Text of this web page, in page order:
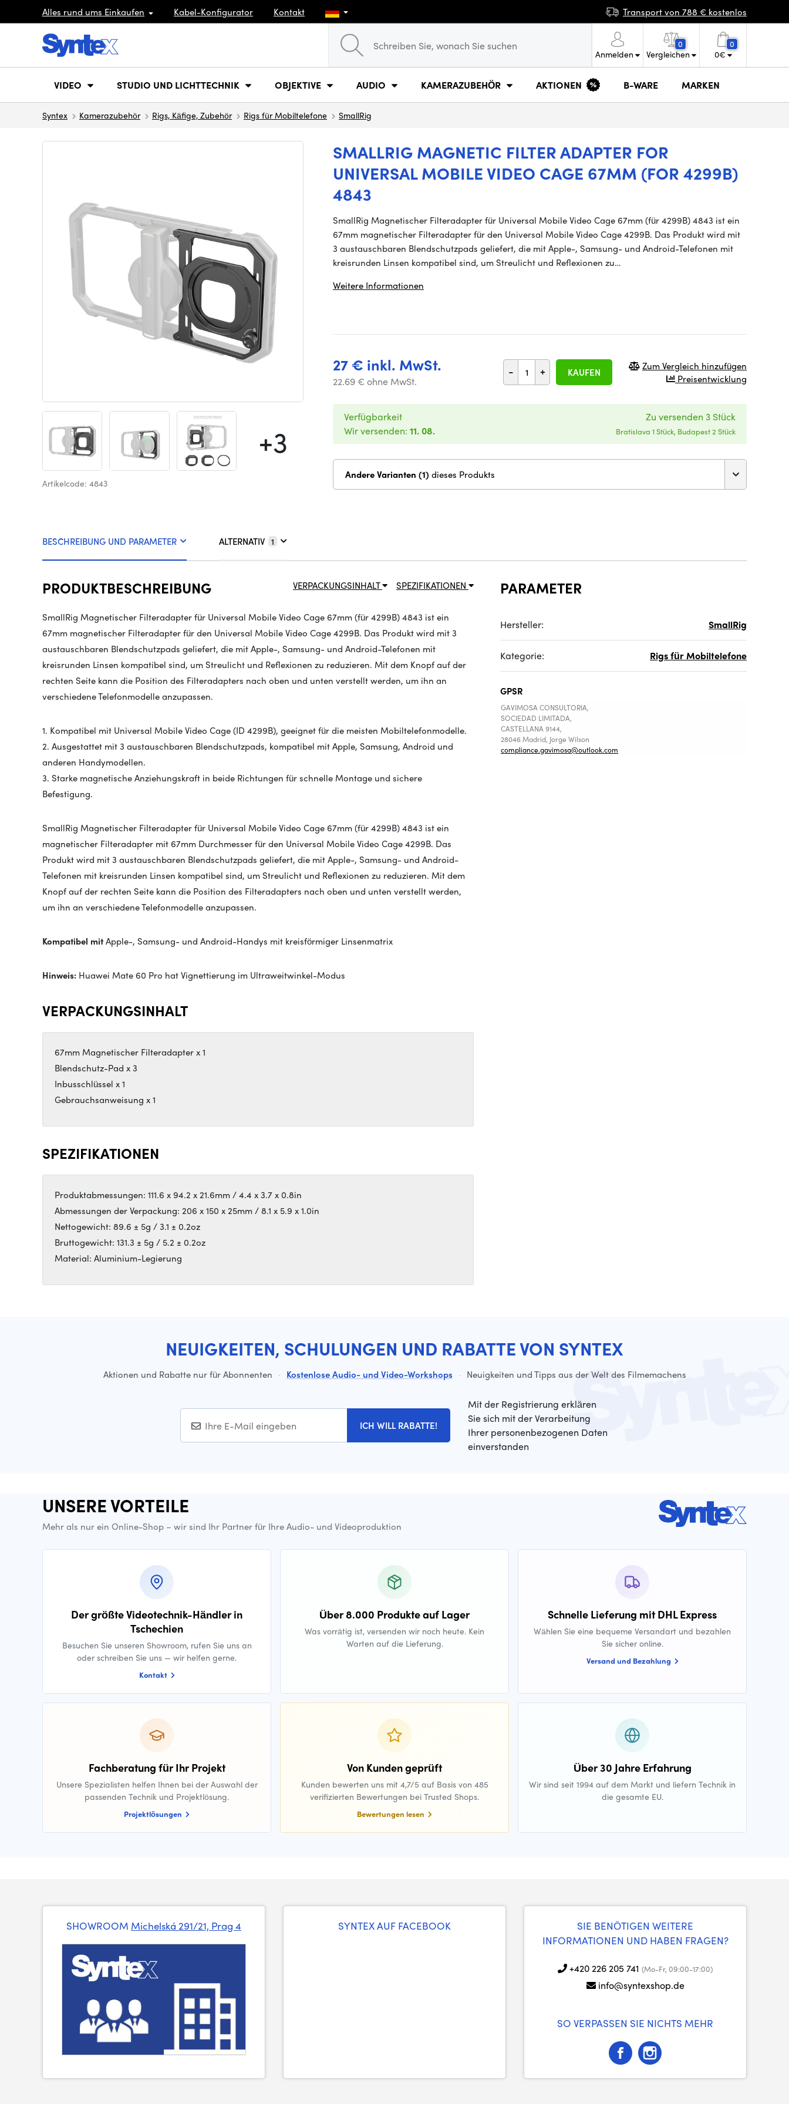
Alles rund ums Einkaufen Kabel-Konfigurator Kontakt Transport von 788 € kostenlos
Anmelden
0
Vergleichen
0
0€
VIDEO STUDIO UND LICHTTECHNIK OBJEKTIVE AUDIO KAMERAZUBEHÖR AKTIONEN B-WARE MARKEN
Syntex Kamerazubehör Rigs, Käfige, Zubehör Rigs für Mobiltelefone SmallRig
SMALLRIG MAGNETIC FILTER ADAPTER FOR
UNIVERSAL MOBILE VIDEO CAGE 67MM (FOR 4299B)
4843
+3
Artikelcode: 4843
SmallRig Magnetischer Filteradapter für Universal Mobile Video Cage 67mm (für 4299B) 4843 ist ein
67mm magnetischer Filteradapter für den Universal Mobile Video Cage 4299B. Das Produkt wird mit
3 austauschbaren Blendschutzpads geliefert, die mit Apple-, Samsung- und Android-Telefonen mit
kreisrunden Linsen kompatibel sind, um Streulicht und Reflexionen zu…
Weitere Informationen
27 € inkl. MwSt.
22.69 € ohne MwSt.
- + KAUFEN
Zum Vergleich hinzufügen
Preisentwicklung
Verfügbarkeit
Wir versenden: 11. 08.
Zu versenden 3 Stück
Bratislava 1 Stück, Budapest 2 Stück
Andere Varianten (1) dieses Produkts
BESCHREIBUNG UND PARAMETER ALTERNATIV 1
SPEZIFIKATIONEN
VERPACKUNGSINHALT
PRODUKTBESCHREIBUNG
SmallRig Magnetischer Filteradapter für Universal Mobile Video Cage 67mm (für 4299B) 4843 ist ein
67mm magnetischer Filteradapter für den Universal Mobile Video Cage 4299B. Das Produkt wird mit 3
austauschbaren Blendschutzpads geliefert, die mit Apple-, Samsung- und Android-Telefonen mit
kreisrunden Linsen kompatibel sind, um Streulicht und Reflexionen zu reduzieren. Mit dem Knopf auf der
rechten Seite kann die Position des Filteradapters nach oben und unten verstellt werden, um ihn an
verschiedene Telefonmodelle anzupassen.
1. Kompatibel mit Universal Mobile Video Cage (ID 4299B), geeignet für die meisten Mobiltelefonmodelle.
2. Ausgestattet mit 3 austauschbaren Blendschutzpads, kompatibel mit Apple, Samsung, Android und
anderen Handymodellen.
3. Starke magnetische Anziehungskraft in beide Richtungen für schnelle Montage und sichere
Befestigung.
SmallRig Magnetischer Filteradapter für Universal Mobile Video Cage 67mm (für 4299B) 4843 ist ein
magnetischer Filteradapter mit 67mm Durchmesser für den Universal Mobile Video Cage 4299B. Das
Produkt wird mit 3 austauschbaren Blendschutzpads geliefert, die mit Apple-, Samsung- und Android-
Telefonen mit kreisrunden Linsen kompatibel sind, um Streulicht und Reflexionen zu reduzieren. Mit dem
Knopf auf der rechten Seite kann die Position des Filteradapters nach oben und unten verstellt werden,
um ihn an verschiedene Telefonmodelle anzupassen.
Kompatibel mitApple-, Samsung- und Android-Handys mit kreisförmiger Linsenmatrix
Hinweis: Huawei Mate 60 Pro hat Vignettierung im Ultraweitwinkel-Modus
VERPACKUNGSINHALT
67mm Magnetischer Filteradapter x 1
Blendschutz-Pad x 3
Inbusschlüssel x 1
Gebrauchsanweisung x 1
SPEZIFIKATIONEN
Produktabmessungen: 111.6 x 94.2 x 21.6mm / 4.4 x 3.7 x 0.8in
Abmessungen der Verpackung: 206 x 150 x 25mm / 8.1 x 5.9 x 1.0in
Nettogewicht: 89.6 ± 5g / 3.1 ± 0.2oz
Bruttogewicht: 131.3 ± 5g / 5.2 ± 0.2oz
Material: Aluminium-Legierung
PARAMETER
Hersteller: SmallRig
Kategorie: Rigs für Mobiltelefone
GPSR
GAVIMOSA CONSULTORIA,
SOCIEDAD LIMITADA,
CASTELLANA 9144,
28046 Madrid, Jorge Wilson
compliance.gavimosa@outlook.com
NEUIGKEITEN, SCHULUNGEN UND RABATTE VON SYNTEX
Aktionen und Rabatte nur für Abonnenten · Kostenlose Audio- und Video-Workshops · Neuigkeiten und Tipps aus der Welt des Filmemachens
ICH WILL RABATTE!
Mit der Registrierung erklären
Sie sich mit der Verarbeitung
Ihrer personenbezogenen Daten
einverstanden
UNSERE VORTEILE
Mehr als nur ein Online-Shop – wir sind Ihr Partner für Ihre Audio- und Videoproduktion
Der größte Videotechnik-Händler in
Tschechien
Besuchen Sie unseren Showroom, rufen Sie uns an
oder schreiben Sie uns — wir helfen gerne.
Kontakt
Über 8.000 Produkte auf Lager
Was vorrätig ist, versenden wir noch heute. Kein
Warten auf die Lieferung.
Schnelle Lieferung mit DHL Express
Wählen Sie eine bequeme Versandart und bezahlen
Sie sicher online.
Versand und Bezahlung
Fachberatung für Ihr Projekt
Unsere Spezialisten helfen Ihnen bei der Auswahl der
passenden Technik und Projektlösung.
Projektlösungen
Von Kunden geprüft
Kunden bewerten uns mit 4,7/5 auf Basis von 485
verifizierten Bewertungen bei Trusted Shops.
Bewertungen lesen
Über 30 Jahre Erfahrung
Wir sind seit 1994 auf dem Markt und liefern Technik in
die gesamte EU.
SHOWROOM Michelská 291/21, Prag 4 SYNTEX AUF FACEBOOK
SIE BENÖTIGEN WEITERE
INFORMATIONEN UND HABEN FRAGEN?
+420 226 205 741 (Mo-Fr, 09:00-17:00)
info@syntexshop.de
SO VERPASSEN SIE NICHTS MEHR